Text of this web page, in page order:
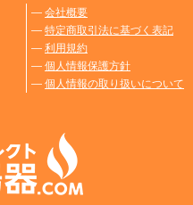
― 会社概要
― 特定商取引法に基づく表記
― 利用規約
― 個人情報保護方針
― 個人情報の取り扱いについて